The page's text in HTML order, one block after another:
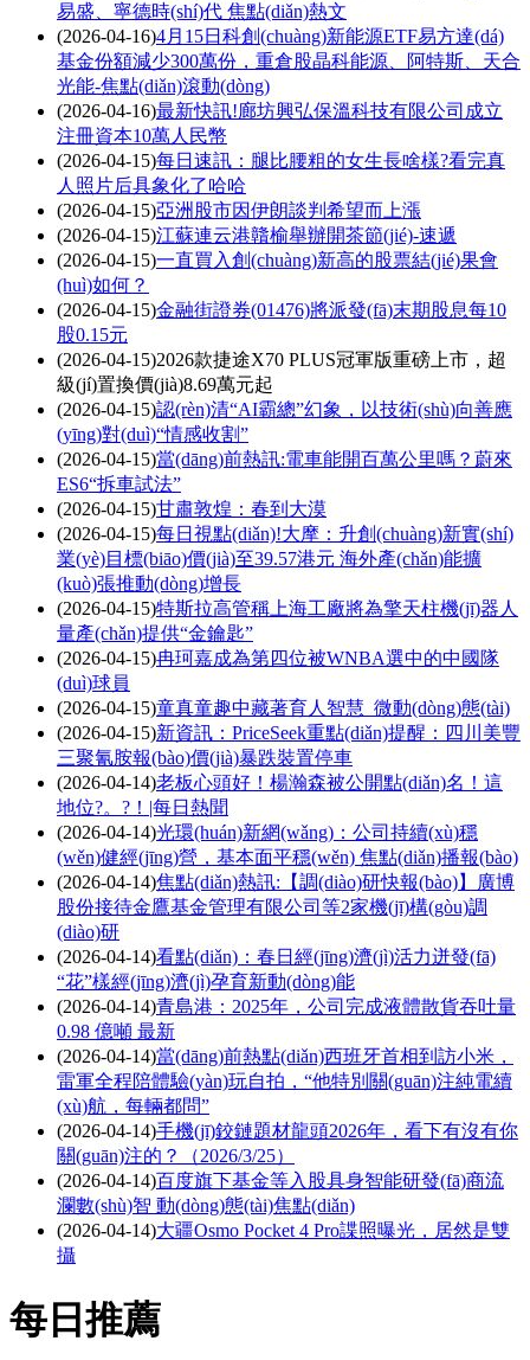
易盛、寧德時(shí)代 焦點(diǎn)熱文
(2026-04-16)4月15日科創(chuàng)新能源ETF易方達(dá)
基金份額減少300萬份，重倉股晶科能源、阿特斯、天合
光能-焦點(diǎn)滾動(dòng)
(2026-04-16)最新快訊!廊坊興弘保溫科技有限公司成立
注冊資本10萬人民幣
(2026-04-15)每日速訊：腿比腰粗的女生長啥樣?看完真
人照片后具象化了哈哈
(2026-04-15)亞洲股市因伊朗談判希望而上漲
(2026-04-15)江蘇連云港贛榆舉辦開茶節(jié)-速遞
(2026-04-15)一直買入創(chuàng)新高的股票結(jié)果會
(huì)如何？
(2026-04-15)金融街證券(01476)將派發(fā)末期股息每10
股0.15元
(2026-04-15)2026款捷途X70 PLUS冠軍版重磅上市，超
級(jí)置換價(jià)8.69萬元起
(2026-04-15)認(rèn)清“AI霸總”幻象，以技術(shù)向善應
(yīng)對(duì)“情感收割”
(2026-04-15)當(dāng)前熱訊:電車能開百萬公里嗎？蔚來
ES6“拆車試法”
(2026-04-15)甘肅敦煌：春到大漠
(2026-04-15)每日視點(diǎn)!大摩：升創(chuàng)新實(shí)
業(yè)目標(biāo)價(jià)至39.57港元 海外產(chǎn)能擴
(kuò)張推動(dòng)增長
(2026-04-15)特斯拉高管稱上海工廠將為擎天柱機(jī)器人
量產(chǎn)提供“金鑰匙”
(2026-04-15)冉珂嘉成為第四位被WNBA選中的中國隊
(duì)球員
(2026-04-15)童真童趣中藏著育人智慧_微動(dòng)態(tài)
(2026-04-15)新資訊：PriceSeek重點(diǎn)提醒：四川美豐
三聚氰胺報(bào)價(jià)暴跌裝置停車
(2026-04-14)老板心頭好！楊瀚森被公開點(diǎn)名！這
地位?。?！|每日熱聞
(2026-04-14)光環(huán)新網(wǎng)：公司持續(xù)穩
(wěn)健經(jīng)營，基本面平穩(wěn) 焦點(diǎn)播報(bào)
(2026-04-14)焦點(diǎn)熱訊:【調(diào)研快報(bào)】廣博
股份接待金鷹基金管理有限公司等2家機(jī)構(gòu)調
(diào)研
(2026-04-14)看點(diǎn)：春日經(jīng)濟(jì)活力迸發(fā)
“花”樣經(jīng)濟(jì)孕育新動(dòng)能
(2026-04-14)青島港：2025年，公司完成液體散貨吞吐量
0.98 億噸 最新
(2026-04-14)當(dāng)前熱點(diǎn)西班牙首相到訪小米，
雷軍全程陪體驗(yàn)玩自拍，“他特別關(guān)注純電續
(xù)航，每輛都問”
(2026-04-14)手機(jī)鉸鏈題材龍頭2026年，看下有沒有你
關(guān)注的？（2026/3/25）
(2026-04-14)百度旗下基金等入股具身智能研發(fā)商流
瀾數(shù)智 動(dòng)態(tài)焦點(diǎn)
(2026-04-14)大疆Osmo Pocket 4 Pro諜照曝光，居然是雙
攝
每日推薦